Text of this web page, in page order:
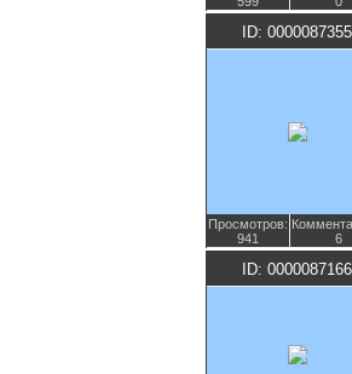
ID: 0000087355
Просмотров:
941
6
ID: 0000087166